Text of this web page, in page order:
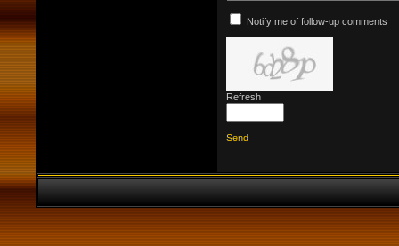
Notify me of follow-up comments
Refresh
Send